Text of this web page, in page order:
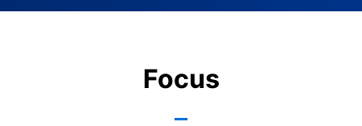
Focus